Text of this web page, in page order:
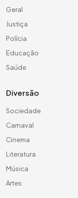
Geral
Justiça
Polícia
Educação
Saúde
Diversão
Sociedade
Carnaval
Cinema
Literatura
Música
Artes